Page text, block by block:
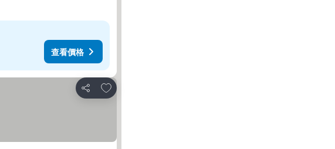
查看價格
分享
放到收藏夾